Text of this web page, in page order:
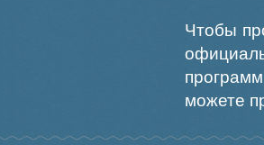
Чтобы
можете